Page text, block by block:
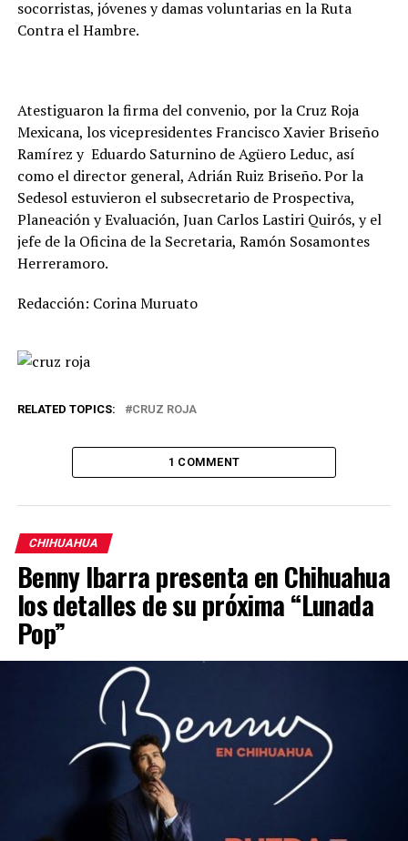
socorristas, jóvenes y damas voluntarias en la Ruta
Contra el Hambre.
Atestiguaron la firma del convenio, por la Cruz Roja
Mexicana, los vicepresidentes Francisco Xavier Briseño
Ramírez y Eduardo Saturnino de Agüero Leduc, así
como el director general, Adrián Ruiz Briseño. Por la
Sedesol estuvieron el subsecretario de Prospectiva,
Planeación y Evaluación, Juan Carlos Lastiri Quirós, y el
jefe de la Oficina de la Secretaria, Ramón Sosamontes
Herreramoro.
Redacción: Corina Muruato
RELATED TOPICS: CRUZ ROJA
1 COMMENT
CHIHUAHUA
Benny Ibarra presenta en Chihuahua
los detalles de su próxima “Lunada
Pop”